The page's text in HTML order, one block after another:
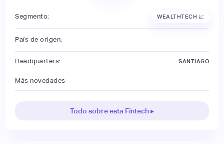
Segmento: WEALTHTECH 📈
País de origen:
Headquarters: SANTIAGO
Más novedades
Todo sobre esta Fintech ▸